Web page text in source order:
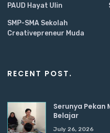
PAUD Hayat Ulin
SMP-SMA Sekolah
Creativepreneur Muda
RECENT POST.
Serunya Pekan
Belajar
July 26, 2026